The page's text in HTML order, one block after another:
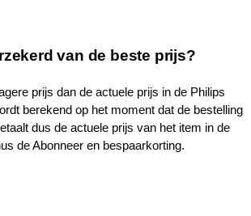
van de beste prijs?
prijs dan de actuele prijs in de Philips
berekend op het moment dat de bestelling
dus de actuele prijs van het item in de
de Abonneer en bespaarkorting.